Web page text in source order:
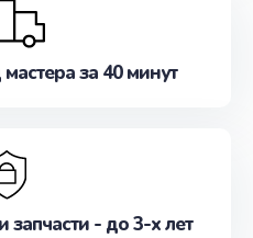
за 40 минут
запчасти - до 3-х лет